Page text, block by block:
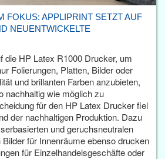
FOKUS: APPLIPRINT SETZT AUF
NEUENTWICKELTE
die HP Latex R1000 Drucker, um
Folierungen, Platten, Bilder oder
und brillanten Farben anzubieten,
nachhaltig wie möglich zu
für den HP Latex Drucker fiel
der nachhaltigen Produktion. Dazu
und geruchsneutralen
für Innenräume ebenso drucken
für Einzelhandelsgeschäfte oder